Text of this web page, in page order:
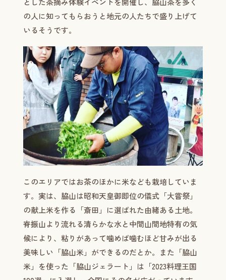
の人に知ってもらおうと地元の人たちで盛り上げて
いるそうです。
このエリアではお茶のほかに米なども栽培していま
す。実は、脇山は昭和天皇御即位の儀式「大嘗祭」
の献上米を作る「斎田」に選ばれた由緒ある土地。
脊振山より流れる清らかな水と中間山間地特有の気
候により、粘りがあって噛めば噛むほど甘みが出る
美味しい「脇山米」ができるのだとか。また「脇山
米」を使った「脇山ジェラート」は「2023料理王国